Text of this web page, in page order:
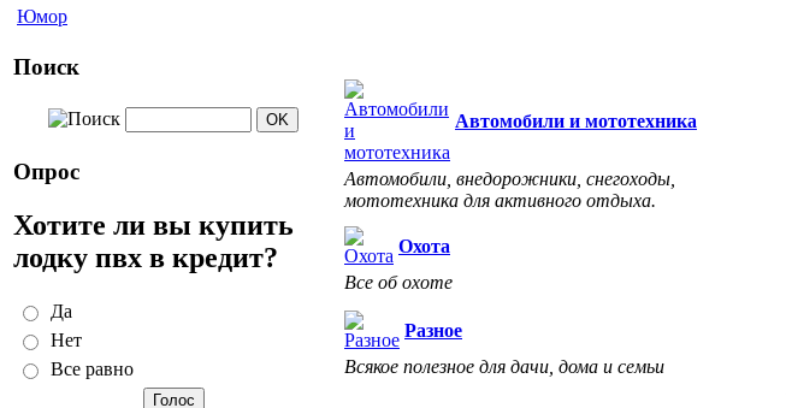
Юмор
Поиск
Опрос
Хотите ли вы купить
лодку пвх в кредит?
Да
Нет
Все равно
Автомобили и мототехника
Автомобили, внедорожники, снегоходы,
мототехника для активного отдыха.
Охота
Все об охоте
Разное
Всякое полезное для дачи, дома и семьи